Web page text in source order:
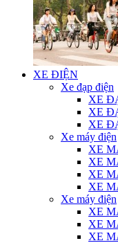
XE ĐIỆN
Xe đạp điện
XE
XE
XE
Xe máy điện
XE
XE
XE
XE
Xe máy điện
XE
XE
XE